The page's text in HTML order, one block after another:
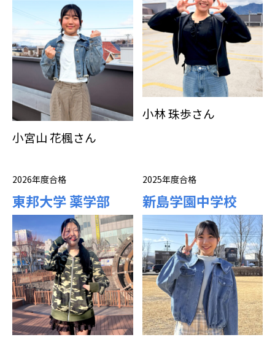
小宮山 花楓さん
小林 珠歩さん
2026年度合格
東邦大学 薬学部
2025年度合格
新島学園中学校